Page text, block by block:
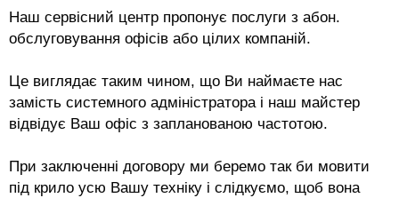
Наш сервісний центр пропонує послуги з абон.
обслуговування офісів або цілих компаній.
Це виглядає таким чином, що Ви наймаєте нас
замість системного адміністратора і наш майстер
відвідує Ваш офіс з запланованою частотою.
При заключенні договору ми беремо так би мовити
під крило усю Вашу техніку і слідкуємо, щоб вона